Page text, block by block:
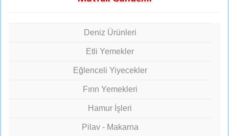
Deniz Ürünleri
Etli Yemekler
Eğlenceli Yiyecekler
Fırın Yemekleri
Hamur İşleri
Pilav - Makarna